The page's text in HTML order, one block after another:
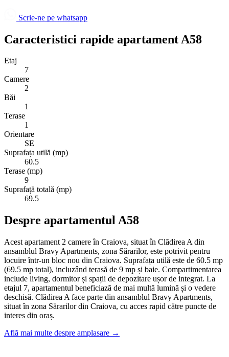
Scrie-ne pe whatsapp
Caracteristici rapide apartament A58
Etaj
7
Camere
2
Băi
1
Terase
1
Orientare
SE
Suprafața utilă (mp)
60.5
Terase (mp)
9
Suprafață totală (mp)
69.5
Despre apartamentul A58
Acest apartament 2 camere în Craiova, situat în Clădirea A din
ansamblul Bravy Apartments, zona Sărarilor, este potrivit pentru
locuire într-un bloc nou din Craiova. Suprafața utilă este de 60.5 mp
(69.5 mp total), incluzând terasă de 9 mp și baie. Compartimentarea
include living, dormitor și spații de depozitare ușor de integrat. La
etajul 7, apartamentul beneficiază de mai multă lumină și o vedere
deschisă. Clădirea A face parte din ansamblul Bravy Apartments,
situat în zona Sărarilor din Craiova, cu acces rapid către puncte de
interes din oraș.
Află mai multe despre amplasare →